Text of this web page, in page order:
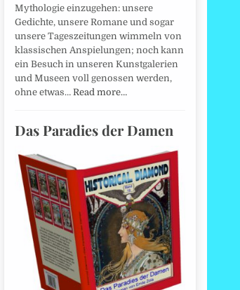
Mythologie einzugehen: unsere
Gedichte, unsere Romane und sogar
unsere Tageszeitungen wimmeln von
klassischen Anspielungen; noch kann
ein Besuch in unseren Kunstgalerien
und Museen voll genossen werden,
ohne etwas… Read more…
Das Paradies der Damen